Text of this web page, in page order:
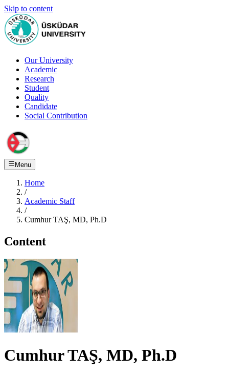
Skip to content
Our University
Academic
Research
Student
Quality
Candidate
Social Contribution
Menu
Home
/
Academic Staff
/
Cumhur TAŞ, MD, Ph.D
Content
Cumhur TAŞ, MD, Ph.D